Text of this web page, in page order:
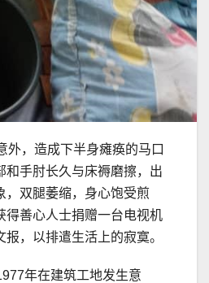
外，造成下半身瘫痪的马口
和手肘长久与床褥磨擦，出
，双腿萎缩，身心饱受煎
得善心人士捐赠一台电视机
，以排遣生活上的寂寞。
年在建筑工地发生意